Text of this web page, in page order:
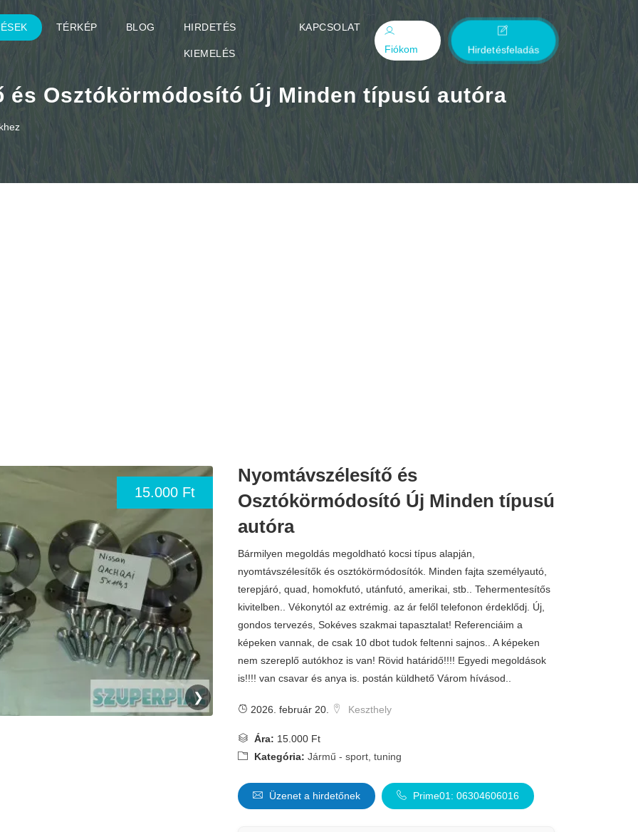
TÉRKÉP BLOG HIRDETÉS
KIEMELÉS
KAPCSOLAT
Fiókom
Hirdetésfeladás
és Osztókörmódosító Új Minden típusú autóra
15.000 Ft
❯
Nyomtávszélesítő és
Osztókörmódosító Új Minden típusú
autóra
Bármilyen megoldás megoldható kocsi típus alapján,
nyomtávszélesítők és osztókörmódosítók. Minden fajta személyautó,
terepjáró, quad, homokfutó, utánfutó, amerikai, stb.. Tehermentesítős
kivitelben.. Vékonytól az extrémig. az ár felől telefonon érdeklődj. Új,
gondos tervezés, Sokéves szakmai tapasztalat! Referenciáim a
képeken vannak, de csak 10 dbot tudok feltenni sajnos.. A képeken
nem szereplő autókhoz is van! Rövid határidő!!!! Egyedi megoldások
is!!!! van csavar és anya is. postán küldhető Várom hívásod..
2026. február 20. Keszthely
Ára: 15.000 Ft
Kategória: Jármű - sport, tuning
Üzenet a hirdetőnek Prime01: 06304606016